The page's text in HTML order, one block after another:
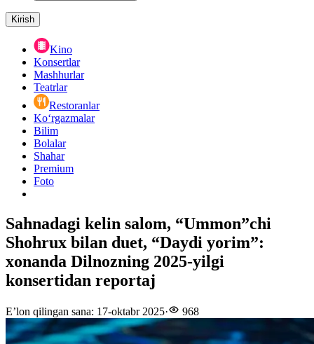
Kirish
Kino
Konsertlar
Mashhurlar
Teatrlar
Restoranlar
Ko‘rgazmalar
Bilim
Bolalar
Shahar
Premium
Foto
Sahnadagi kelin salom, “Ummon”chi
Shohrux bilan duet, “Daydi yorim”:
xonanda Dilnozning 2025-yilgi
konsertidan reportaj
E’lon qilingan sana: 17-oktabr 2025· 968